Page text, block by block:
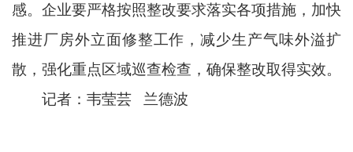
感。企业要严格按照整改要求落实各项措施，加快
推进厂房外立面修整工作，减少生产气味外溢扩
散，强化重点区域巡查检查，确保整改取得实效。
记者：韦莹芸 兰德波